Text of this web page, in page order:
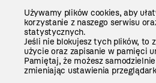
Używamy plików cookies, aby
korzystanie z naszego serwisu
statystycznych.
Jeśli nie blokujesz tych plików, to
użycie oraz zapisanie w pamięci
Pamiętaj, że możesz
zmieniając ustawienia